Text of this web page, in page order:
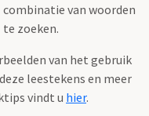
combinatie van woorden
te zoeken.
van het gebruik
leestekens en meer
vindt u hier.